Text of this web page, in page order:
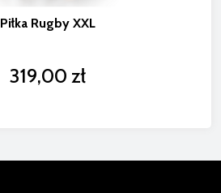
Piłka Rugby XXL
319,00 zł